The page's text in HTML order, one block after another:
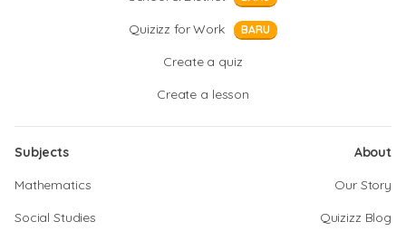
Quizizz for Work BARU
Create a quiz
Create a lesson
Subjects
Mathematics
Social Studies
About
Our Story
Quizizz Blog